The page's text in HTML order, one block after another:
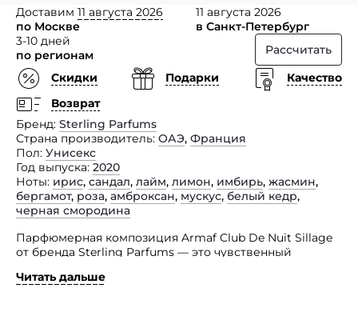
Доставим 11 августа 2026
по Москве
11 августа 2026
в Санкт-Петербург
3-10 дней
по регионам
Рассчитать
Скидки
Подарки
Качество
Возврат
Бренд Sterling Parfums
Страна производитель ОАЭ, Франция
Пол Унисекс
Год выпуска 2020
Ноты ирис, сандал, лайм, лимон, имбирь, жасмин,
бергамот, роза, амброксан, мускус, белый кедр,
черная смородина
Парфюмерная композиция Armaf Club De Nuit Sillage
от бренда Sterling Parfums — это чувственный
качества своего владельца.
Читать дальше